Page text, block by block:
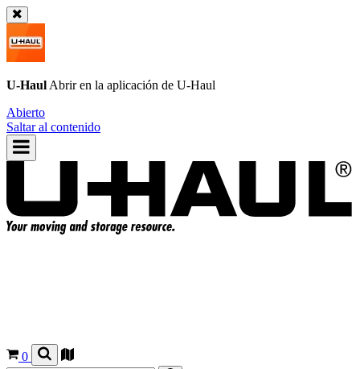
U-Haul Abrir en la aplicación de U-Haul
Abierto
Saltar al contenido
0